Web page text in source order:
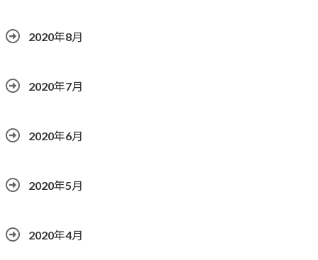
2020年8月
2020年7月
2020年6月
2020年5月
2020年4月